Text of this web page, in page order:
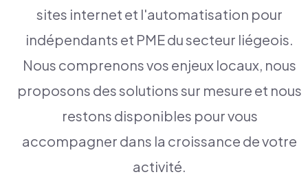
sites internet et l'automatisation pour
indépendants et PME du secteur liégeois.
Nous comprenons vos enjeux locaux, nous
proposons des solutions sur mesure et nous
restons disponibles pour vous
accompagner dans la croissance de votre
activité.